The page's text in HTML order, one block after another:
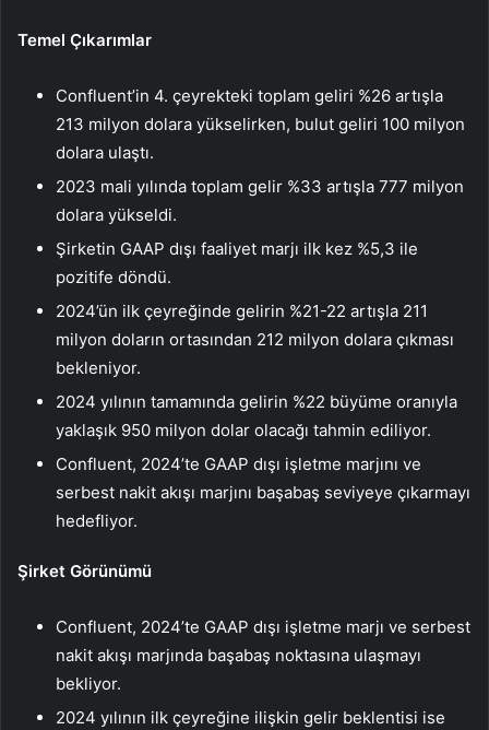
Temel Çıkarımlar
Confluent’in 4. çeyrekteki toplam geliri %26 artışla
213 milyon dolara yükselirken, bulut geliri 100 milyon
dolara ulaştı.
2023 mali yılında toplam gelir %33 artışla 777 milyon
dolara yükseldi.
Şirketin GAAP dışı faaliyet marjı ilk kez %5,3 ile
pozitife döndü.
2024’ün ilk çeyreğinde gelirin %21-22 artışla 211
milyon doların ortasından 212 milyon dolara çıkması
bekleniyor.
2024 yılının tamamında gelirin %22 büyüme oranıyla
yaklaşık 950 milyon dolar olacağı tahmin ediliyor.
Confluent, 2024’te GAAP dışı işletme marjını ve
serbest nakit akışı marjını başabaş seviyeye çıkarmayı
hedefliyor.
Şirket Görünümü
Confluent, 2024’te GAAP dışı işletme marjı ve serbest
nakit akışı marjında ​​başabaş noktasına ulaşmayı
bekliyor.
2024 yılının ilk çeyreğine ilişkin gelir beklentisi ise